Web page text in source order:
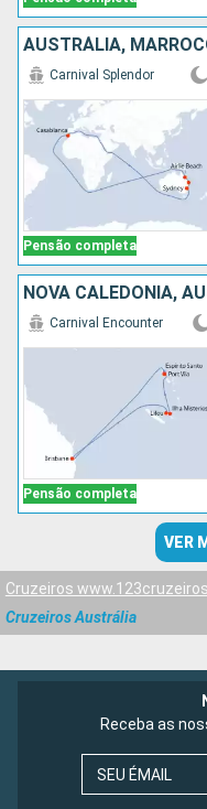
AUSTRÁLIA,
Pensão completa
Carnival Splendor
NOVA CALEDÔNIA,
Pensão completa
Carnival Encounter
VER
Cruzeiros
Cruzeiros Austrália
Receba as
SEU ÉMAIL